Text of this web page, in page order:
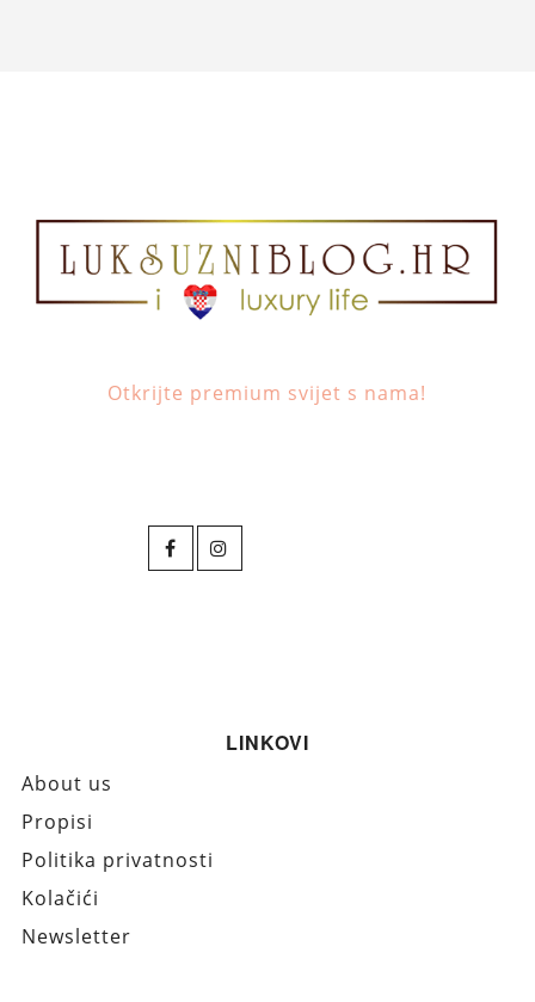
Otkrijte premium svijet s nama!
LINKOVI
About us
Propisi
Politika privatnosti
Kolačići
Newsletter